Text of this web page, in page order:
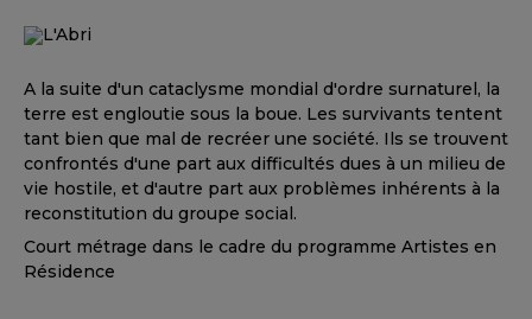
A la suite d'un cataclysme mondial d'ordre surnaturel, la
terre est engloutie sous la boue. Les survivants tentent
tant bien que mal de recréer une société. Ils se trouvent
confrontés d'une part aux difficultés dues à un milieu de
vie hostile, et d'autre part aux problèmes inhérents à la
reconstitution du groupe social.
Court métrage dans le cadre du programme Artistes en
Résidence